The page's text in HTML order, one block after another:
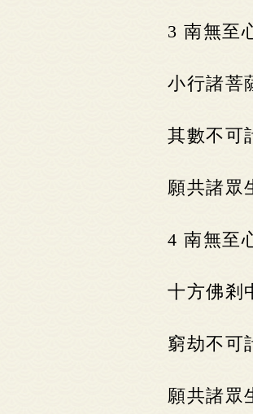
3 南無至
小行諸菩
其數不可
願共諸眾
4 南無至
十方佛剎
窮劫不可
願共諸眾